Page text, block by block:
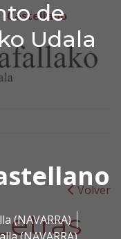
de
Udala
(NAVARRA)
de
Castellano
Volver